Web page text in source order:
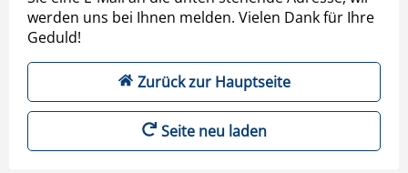
werden uns bei Ihnen melden. Vielen Dank für Ihre
Geduld!
Zurück zur Hauptseite
Seite neu laden